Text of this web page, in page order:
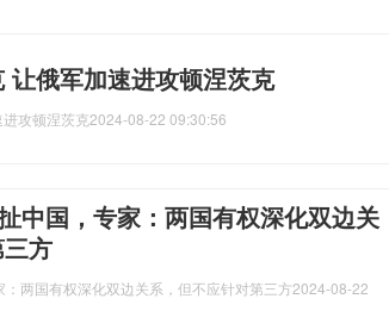
让俄军加速进攻顿涅茨克
攻顿涅茨克2024-08-22 09:30:56
中国，专家：两国有权深化双边关
方
：两国有权深化双边关系，但不应针对第三方2024-08-22